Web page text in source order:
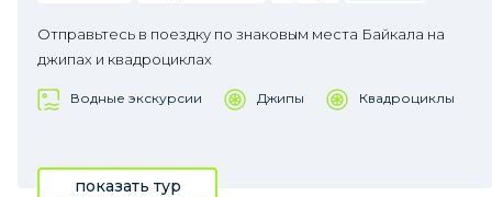
Отправьтесь в поездку по знаковым места Байкала на
джипах и квадроциклах
Водные экскурсии Джипы Квадроциклы
показать тур